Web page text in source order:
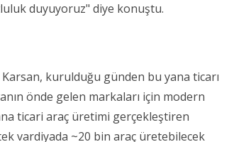
duyuyoruz" diye konuştu.
kurulduğu günden bu yana ticarı
önde gelen markaları için modern
ticari araç üretimi gerçekleştiren
vardiyada ~20 bin araç üretebilecek